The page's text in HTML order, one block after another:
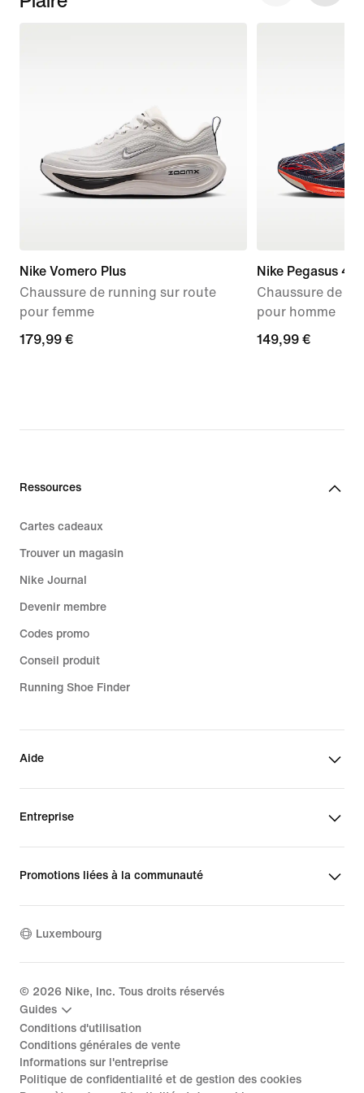
Nike Vomero Plus
Chaussure de running sur route
pour femme
179,99 €
179,99 €
Nike Pegasus 42
Chaussure de
pour homme
149,99 €
149,99 €
Ressources
Cartes cadeaux
Trouver un magasin
Nike Journal
Devenir membre
Codes promo
Conseil produit
Running Shoe Finder
Aide
Entreprise
Promotions liées à la communauté
Luxembourg
© 2026 Nike, Inc. Tous droits réservés
Guides
Conditions d'utilisation
Conditions générales de vente
Informations sur l'entreprise
Politique de confidentialité et de gestion des cookies